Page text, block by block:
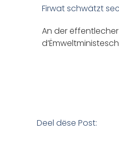
Firwat schwätzt
An der ëffentlecher
Deel dëse Post: